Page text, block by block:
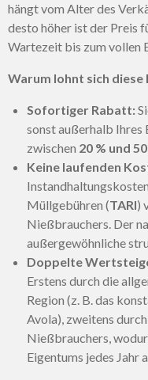
hängt vom Alter des
desto höher ist der Preis
Wartezeit bis zum vollen
Warum lohnt sich diese
Sofortiger Rabatt:
sonst außerhalb Ihres
zwischen 20 % und
Keine laufenden
Müllgebühren (TARI)
Nießbrauchers. Der
außergewöhnliche
Doppelte
Erstens durch die
Region (z. B. das
Avola), zweitens
Nießbrauchers,
Eigentums jedes Jahr